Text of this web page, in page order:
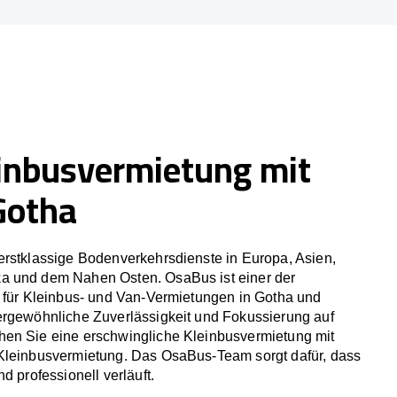
mit
Bodenverkehrsdienste in Europa, Asien,
und dem Nahen Osten. OsaBus ist einer der
Kleinbus- und Van-Vermietungen in Gotha und
Zuverlässigkeit und Fokussierung auf
Sie eine erschwingliche Kleinbusvermietung mit
Das OsaBus-Team sorgt dafür, dass
professionell verläuft.